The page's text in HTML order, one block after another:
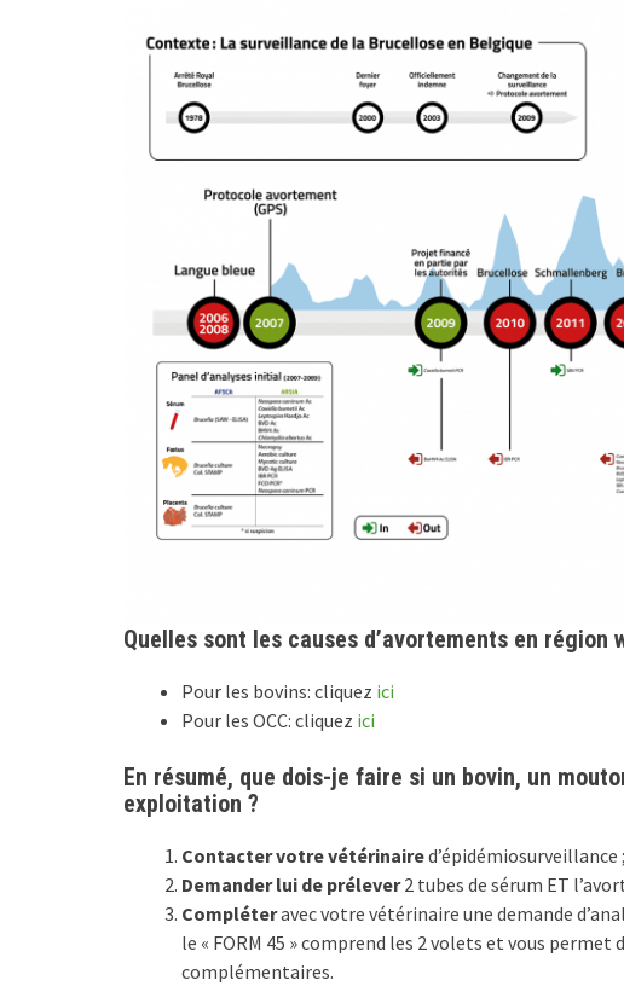
Quelles sont les causes d’avortements en région
Pour les bovins: cliquez ici
Pour les OCC: cliquez ici
En résumé, que dois-je faire si un bovin, un
exploitation ?
Contacter votre vétérinaired’épidémiosurveillance ;
Demander lui de prélever2 tubes de sérum ET
Compléteravec votre vétérinaire une demande
le « FORM 45 » comprend les 2 volets et vous permet
complémentaires.